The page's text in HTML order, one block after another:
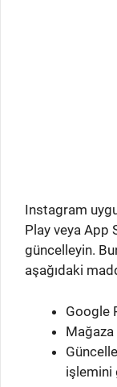
Instagram
Play veya App
güncelleyin.
aşağıdaki
Google
Mağaza
işlemini